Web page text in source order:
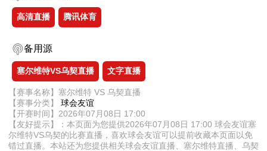
高清直播 腾讯体育
备用源
塞尔维特VS乌契直播 文字直播
【赛事名称】塞尔维特 VS 乌契直播
【赛事分类】 球会友谊
【开赛时间】2026年07月08日 17:00
【友好提示】：本页面为您提供2026年07月08日 17:00 球会友谊塞
尔维特VS乌契的比赛直播，喜欢球会友谊可以提前收藏本页面以免
错过直播。本站还为您提供相关球会友谊直播、塞尔维特直播、乌契